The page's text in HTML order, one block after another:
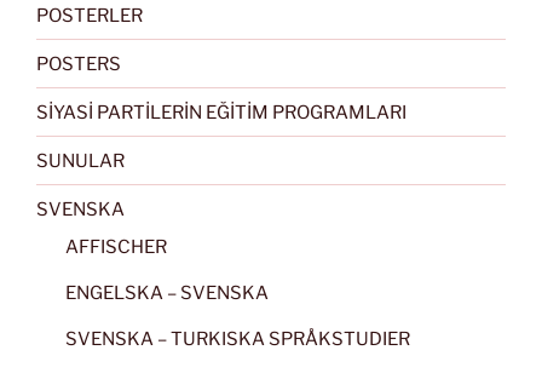
POSTERLER
POSTERS
SİYASİ PARTİLERİN EĞİTİM PROGRAMLARI
SUNULAR
SVENSKA
AFFISCHER
ENGELSKA – SVENSKA
SVENSKA – TURKISKA SPRÅKSTUDIER